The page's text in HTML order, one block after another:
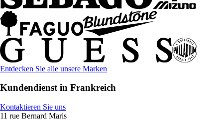
Entdecken Sie alle unsere Marken
Kundendienst in Frankreich
Kontaktieren Sie uns
11 rue Bernard Maris